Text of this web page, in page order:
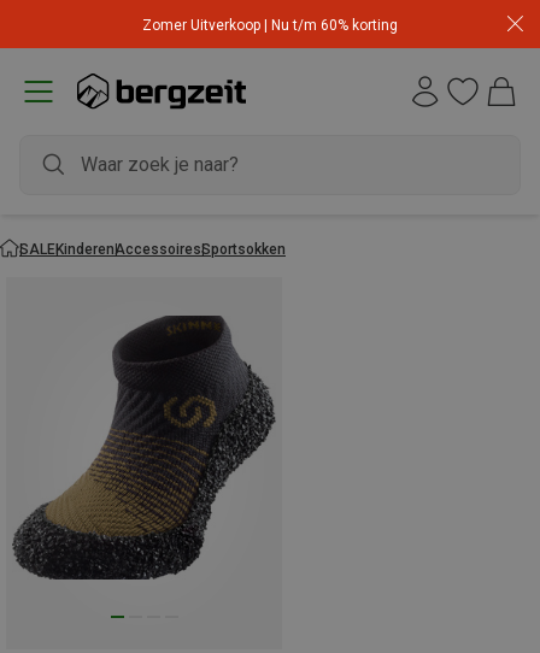
Zomer Uitverkoop | Nu t/m 60% korting
SALEKinderenAccessoiresSportsokken